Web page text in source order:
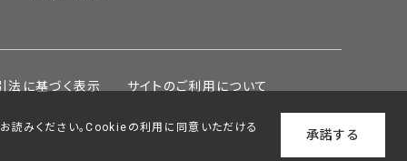
法に基づく表示 サイトのご利用について
お読みください。Cookieの利用に同意いただける
承諾する